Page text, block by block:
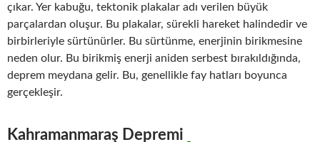
çıkar. Yer kabuğu, tektonik plakalar adı verilen büyük
parçalardan oluşur. Bu plakalar, sürekli hareket halindedir ve
birbirleriyle sürtünürler. Bu sürtünme, enerjinin birikmesine
neden olur. Bu birikmiş enerji aniden serbest bırakıldığında,
deprem meydana gelir. Bu, genellikle fay hatları boyunca
gerçekleşir.
Kahramanmaraş Depremi